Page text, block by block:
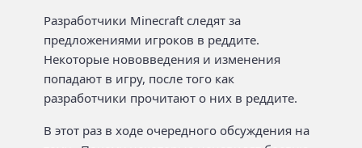
Разработчики Minecraft следят за
предложениями игроков в реддите.
Некоторые нововведения и изменения
попадают в игру, после того как
разработчики прочитают о них в реддите.
В этот раз в ходе очередного обсуждения на